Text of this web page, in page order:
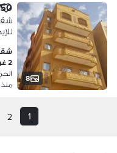
8
2 غرف نوم
الحي
منذ 1 يوم
1
2